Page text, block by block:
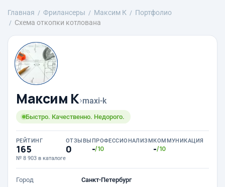
Главная Фрилансеры Максим К
Портфолио
Схема откопки котлована
Максим К›maxi-k
Быстро. Качественно. Недорого.
РЕЙТИНГ
165
№ 8 903 в каталоге
ОТЗЫВЫ
0
ПРОФЕССИОНАЛИЗМ
-/10
КОММУНИКАЦИЯ
-/10
Город
Санкт-Петербург